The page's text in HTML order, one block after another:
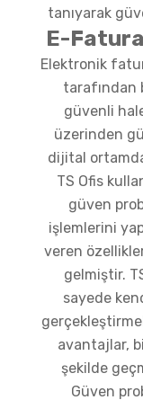
tanıyarak
E-
Elektronik
tarafından
güvenli
üzerinden
dijital
TS Ofis
güven
işlemlerini
veren
gelmiştir.
sayede
avantajlar,
şekilde
Güven